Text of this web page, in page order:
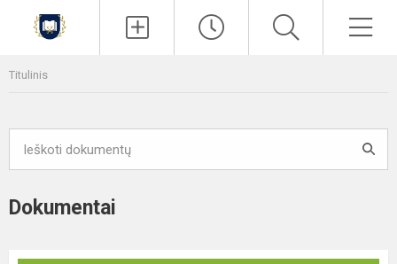
Titulinis
Dokumentai